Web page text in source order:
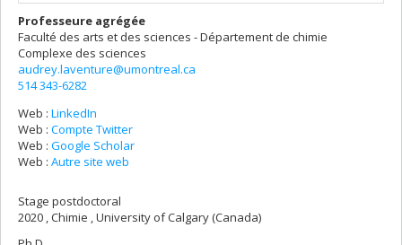
Professeure agrégée
Faculté des arts et des sciences - Département de chimie
Complexe des sciences
audrey.laventure@umontreal.ca
514 343-6282
Web : LinkedIn
Web : Compte Twitter
Web : Google Scholar
Web : Autre site web
Stage postdoctoral
2020 , Chimie , University of Calgary (Canada)